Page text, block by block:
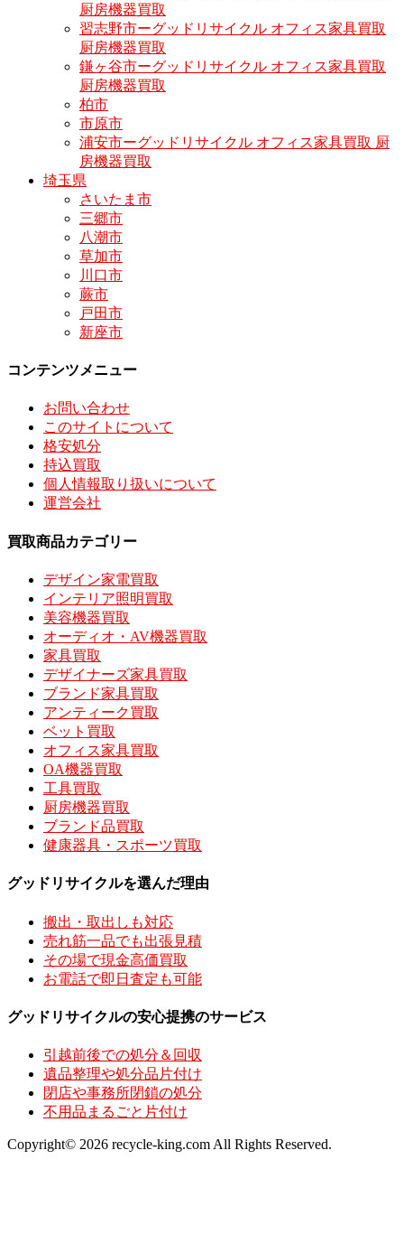
厨房機器買取
習志野市ーグッドリサイクル オフィス家具買取
厨房機器買取
鎌ヶ谷市ーグッドリサイクル オフィス家具買取
厨房機器買取
柏市
市原市
浦安市ーグッドリサイクル オフィス家具買取 厨
房機器買取
埼玉県
さいたま市
三郷市
八潮市
草加市
川口市
蕨市
戸田市
新座市
コンテンツメニュー
お問い合わせ
このサイトについて
格安処分
持込買取
個人情報取り扱いについて
運営会社
買取商品カテゴリー
デザイン家電買取
インテリア照明買取
美容機器買取
オーディオ・AV機器買取
家具買取
デザイナーズ家具買取
ブランド家具買取
アンティーク買取
ベット買取
オフィス家具買取
OA機器買取
工具買取
厨房機器買取
ブランド品買取
健康器具・スポーツ買取
グッドリサイクルを選んだ理由
搬出・取出しも対応
売れ筋一品でも出張見積
その場で現金高価買取
お電話で即日査定も可能
グッドリサイクルの安心提携のサービス
引越前後での処分＆回収
遺品整理や処分品片付け
閉店や事務所閉鎖の処分
不用品まるごと片付け
Copyright© 2026 recycle-king.com All Rights Reserved.